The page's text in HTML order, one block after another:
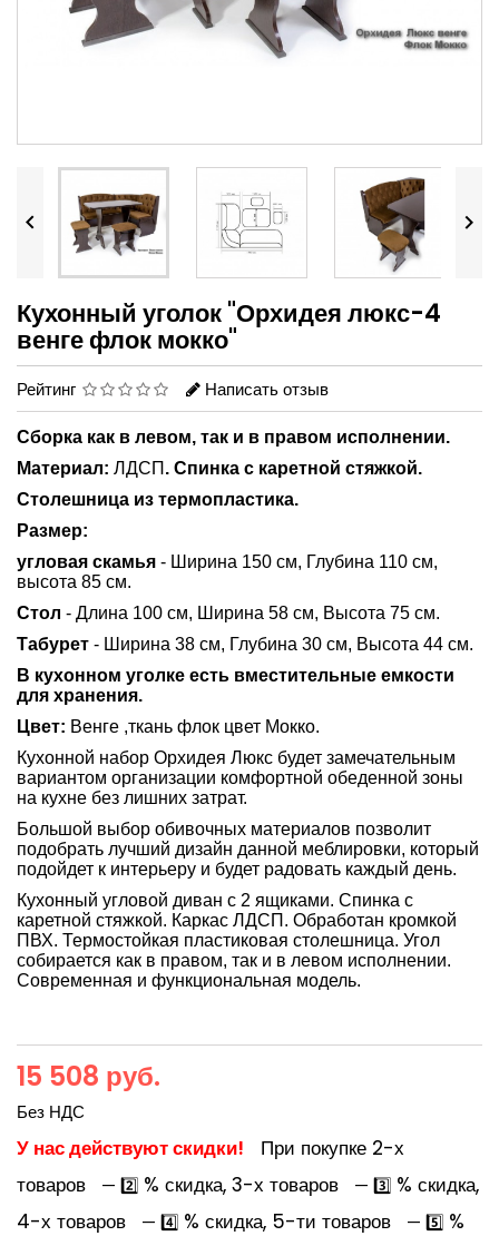
 
Кухонный уголок "Орхидея люкс-4
венге флок мокко"
Рейтинг Написать отзыв
Сборка как в левом, так и в правом исполнении.
Материал: ЛДСП . Спинка с каретной стяжкой.
Столешница из термопластика.
Размер:
угловая скамья - Ширина 150 см, Глубина 110 см,
высота 85 см.
Стол - Длина 100 см, Ширина 58 см, Высота 75 см.
Табурет - Ширина 38 см, Глубина 30 см, Высота 44 см.
В кухонном уголке есть вместительные емкости
для хранения.
Цвет: Венге ,ткань флок цвет Мокко.
Кухонной набор Орхидея Люкс будет замечательным
вариантом организации комфортной обеденной зоны
на кухне без лишних затрат.
Большой выбор обивочных материалов позволит
подобрать лучший дизайн данной меблировки, который
подойдет к интерьеру и будет радовать каждый день.
Кухонный угловой диван с 2 ящиками. Спинка с
каретной стяжкой. Каркас ЛДСП. Обработан кромкой
ПВХ. Термостойкая пластиковая столешница. Угол
собирается как в правом, так и в левом исполнении.
Современная и функциональная модель.
15 508 руб.
Без НДС
У нас действуют скидки!
При покупке 2-х
товаров
— 2️⃣ % скидка, 3-х товаров — 3️⃣ % скидка,
4-х товаров
— 4️⃣ % скидка, 5-ти товаров — 5️⃣ %